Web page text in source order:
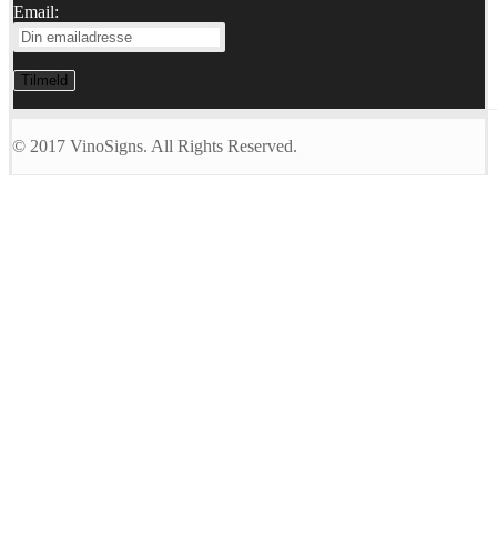
Email:
© 2017 VinoSigns. All Rights Reserved.